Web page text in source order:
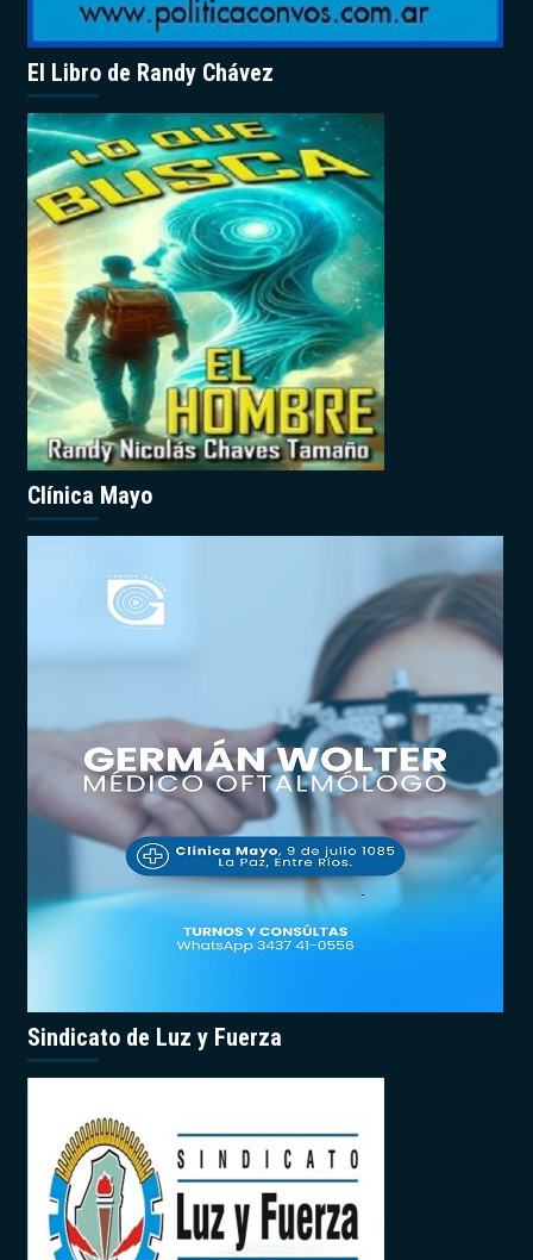
El Libro de Randy Chávez
Clínica Mayo
Sindicato de Luz y Fuerza